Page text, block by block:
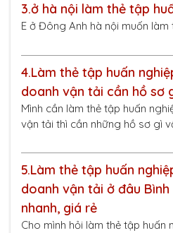
3.ở hà nội làm thẻ tập
E ở Đông Anh hà nội muốn làm
4.Làm thẻ tập huấn
doanh vận tải cần hồ sơ
Mình cần làm thẻ tập huấn
vận tải thì cần những hồ sơ gì
5.Làm thẻ tập huấn
doanh vận tải ở đâu Bình
nhanh, giá rẻ
Cho mình hỏi làm thẻ tập huấn